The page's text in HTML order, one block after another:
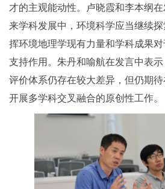
才的主观能动性。卢晓霞和李本纲
来学科发展中，环境科学应当继续
挥环境地理学现有力量和学科成果
支持作用。朱丹和喻航在发言中表
评价体系仍存在较大差异，但仍期
开展多学科交叉融合的原创性工作。